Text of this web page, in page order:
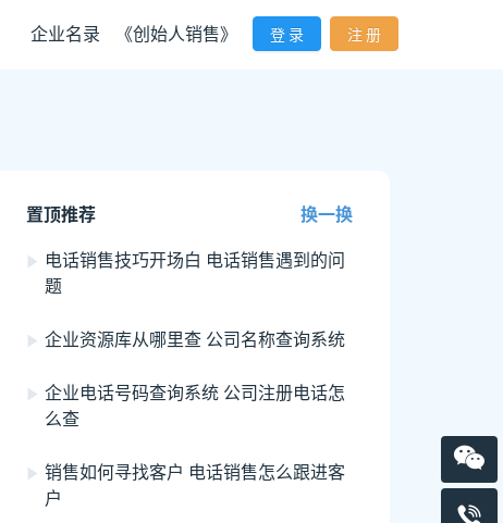
企业名录 《创始人销售》 登 录 注 册
置顶推荐
换一换
电话销售技巧开场白 电话销售遇到的问
题
企业资源库从哪里查 公司名称查询系统
企业电话号码查询系统 公司注册电话怎
么查
销售如何寻找客户 电话销售怎么跟进客
户